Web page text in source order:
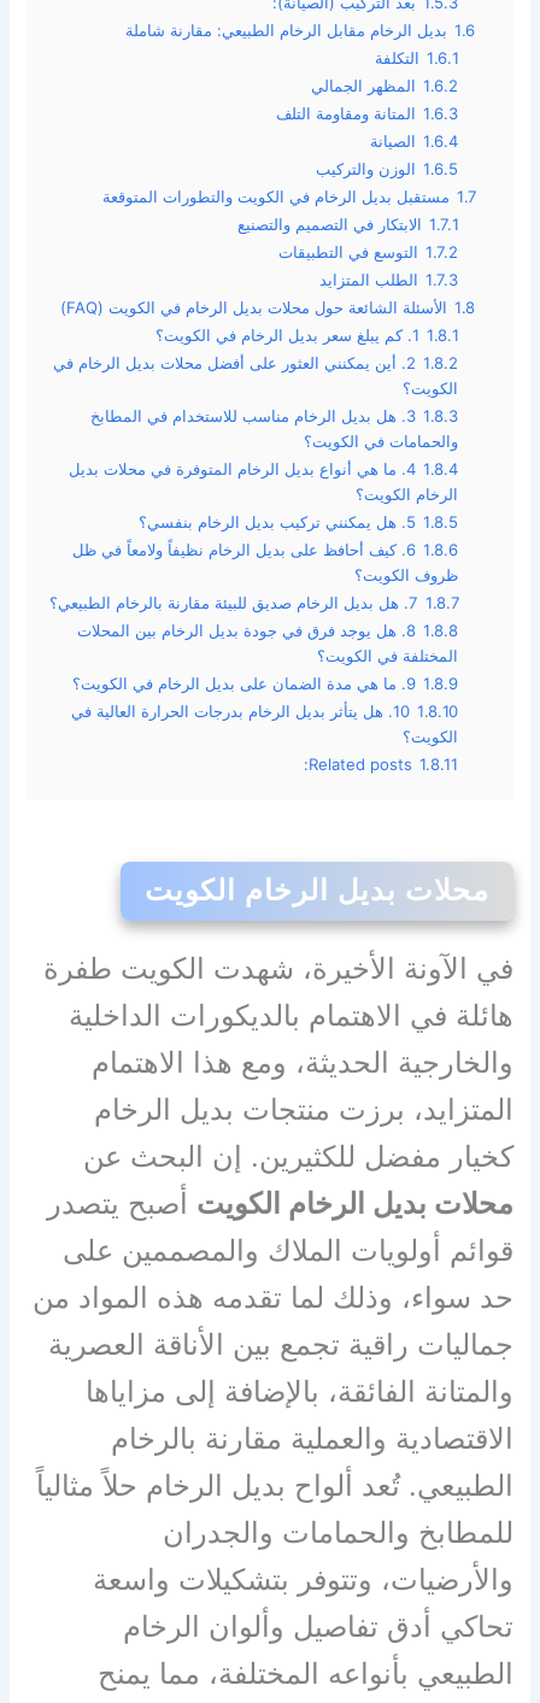
1.6 بديل الرخام مقابل الرخام الطبيعي: مقارنة شاملة
1.6.1 التكلفة
1.6.2 المظهر الجمالي
1.6.3 المتانة ومقاومة التلف
1.6.4 الصيانة
1.6.5 الوزن والتركيب
1.7 مستقبل بديل الرخام في الكويت والتطورات المتوقعة
1.7.1 الابتكار في التصميم والتصنيع
1.7.2 التوسع في التطبيقات
1.7.3 الطلب المتزايد
1.8 الأسئلة الشائعة حول محلات بديل الرخام في الكويت (FAQ)
1.8.1 1. كم يبلغ سعر بديل الرخام في الكويت؟
1.8.2
2. أين يمكنني العثور على أفضل محلات بديل الرخام في
الكويت؟
1.8.3
3. هل بديل الرخام مناسب للاستخدام في المطابخ
والحمامات في الكويت؟
1.8.4
4. ما هي أنواع بديل الرخام المتوفرة في محلات بديل
الرخام الكويت؟
1.8.5 5. هل يمكنني تركيب بديل الرخام بنفسي؟
1.8.6
6. كيف أحافظ على بديل الرخام نظيفاً ولامعاً في ظل
ظروف الكويت؟
1.8.7 7. هل بديل الرخام صديق للبيئة مقارنة بالرخام الطبيعي؟
1.8.8
8. هل يوجد فرق في جودة بديل الرخام بين المحلات
المختلفة في الكويت؟
1.8.9 9. ما هي مدة الضمان على بديل الرخام في الكويت؟
1.8.10
10. هل يتأثر بديل الرخام بدرجات الحرارة العالية في
الكويت؟
1.8.11
Related posts:
محلات بديل الرخام الكويت
في الآونة الأخيرة، شهدت الكويت طفرة
هائلة في الاهتمام بالديكورات الداخلية
والخارجية الحديثة، ومع هذا الاهتمام
المتزايد، برزت منتجات بديل الرخام
كخيار مفضل للكثيرين. إن البحث عن
محلات بديل الرخام الكويت أصبح يتصدر
قوائم أولويات الملاك والمصممين على
حد سواء، وذلك لما تقدمه هذه المواد من
جماليات راقية تجمع بين الأناقة العصرية
والمتانة الفائقة، بالإضافة إلى مزاياها
الاقتصادية والعملية مقارنة بالرخام
الطبيعي. تُعد ألواح بديل الرخام حلاً مثالياً
للمطابخ والحمامات والجدران
والأرضيات، وتتوفر بتشكيلات واسعة
تحاكي أدق تفاصيل وألوان الرخام
الطبيعي بأنواعه المختلفة، مما يمنح